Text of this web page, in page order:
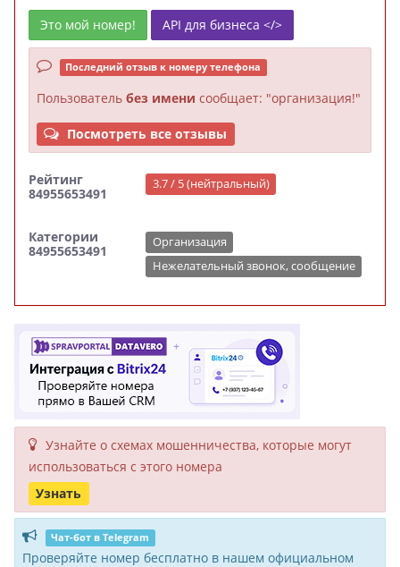
Это мой номер! API для бизнеса </>
Последний отзыв к номеру телефона
Пользователь без имени сообщает: "организация!"
Посмотреть все отзывы
Рейтинг
84955653491
3.7 / 5 (нейтральный)
Категории
84955653491
Организация
Нежелательный звонок, сообщение
Узнайте о схемах мошенни­чества, кото­рые могут
исполь­зоваться с этого номера
Узнать
Чат-бот в Telegram
Проверяйте номер бесплатно в нашем официальном